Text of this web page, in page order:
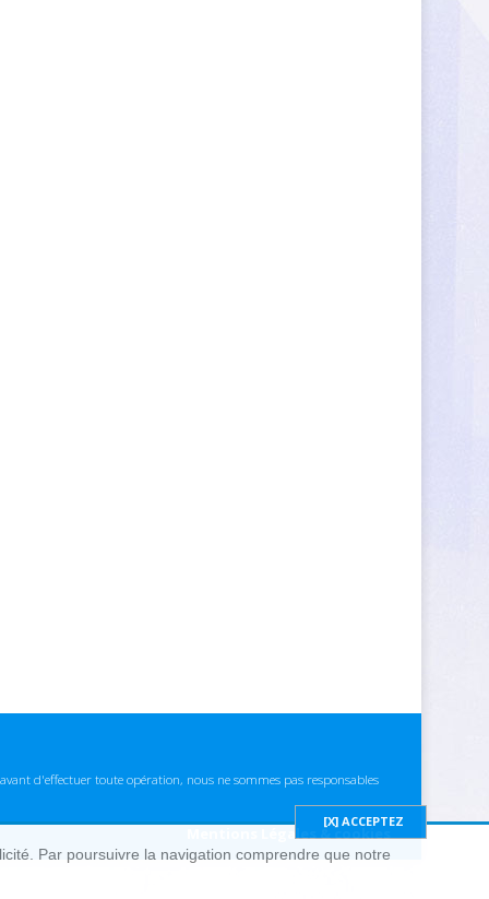
d'effectuer toute opération, nous ne sommes pas responsables
Mentions Légales & cookies
Par poursuivre la navigation comprendre que notre